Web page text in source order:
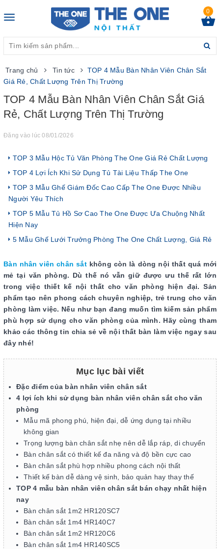
Toggle
0
Trang chủ Tin tức
TOP 4 Mẫu Bàn Nhân Viên Chân Sắt
Giá Rẻ, Chất Lượng Trên Thị Trường
TOP 4 Mẫu Bàn Nhân Viên Chân Sắt Giá
Rẻ, Chất Lượng Trên Thị Trường
Đăng vào lúc 08/01/2026
TOP 3 Mẫu Hộc Tủ Văn Phòng The One Giá Rẻ Chất Lượng
TOP 4 Lợi Ích Khi Sử Dụng Tủ Tài Liệu Thấp The One
TOP 3 Mẫu Ghế Giám Đốc Cao Cấp The One Được Nhiều
Người Yêu Thích
TOP 5 Mẫu Tủ Hồ Sơ Cao The One Được Ưa Chuộng Nhất
Hiện Nay
5 Mẫu Ghế Lưới Trưởng Phòng The One Chất Lượng, Giá Rẻ
Bàn nhân viên chân sắt không còn là dòng nội thất quá mới
mẻ tại văn phòng. Dù thế nó vẫn giữ được ưu thế rất lớn
trong việc thiết kế nội thất cho văn phòng hiện đại. Sản
phẩm tạo nên phong cách chuyên nghiệp, trẻ trung cho văn
phòng làm việc. Nếu như bạn đang muốn tìm kiếm sản phẩm
phù hợp sử dụng cho văn phòng của mình. Hãy cùng tham
khảo các thông tin chia sẻ về nội thất bàn làm việc ngay sau
đây nhé!
Mục lục bài viết
Đặc điểm của bàn nhân viên chân sắt
4 lợi ích khi sử dụng bàn nhân viên chân sắt cho văn
phòng
Mẫu mã phong phú, hiện đại, dễ ứng dụng tại nhiều
không gian
Trọng lượng bàn chân sắt nhẹ nên dễ lắp ráp, di chuyển
Bàn chân sắt có thiết kế đa năng và độ bền cực cao
Bàn chân sắt phù hợp nhiều phong cách nội thất
Thiết kế bàn dễ dàng vệ sinh, bảo quản hay thay thế
TOP 4 mẫu bàn nhân viên chân sắt bán chạy nhất hiện
nay
Bàn chân sắt 1m2 HR120SC7
Bàn chân sắt 1m4 HR140C7
Bàn chân sắt 1m2 HR120C6
Bàn chân sắt 1m4 HR140SC5